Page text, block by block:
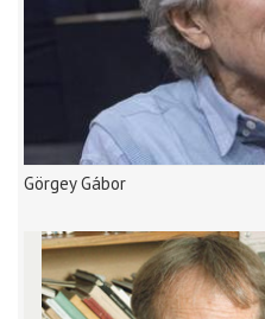
Görgey Gábor